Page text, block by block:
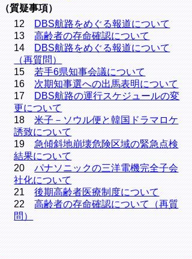
（質疑事項）
12 DBS航路をめぐる報道について
13高齢者の存命確認について
14 DBS航路をめぐる報道について
（再質問）
15 若手6県知事会議について
16 次期知事選への出馬表明について
17 DBS航路の運行スケジュールの変
更について
18米子－ソウル便と韓国ドラマロケ
誘致について
19 急傾斜地崩壊危険区域の緊急点検
結果について
20パナソニックの三洋電機完全子会
社化について
21後期高齢者医療制度について
22高齢者の存命確認について（再質
問）